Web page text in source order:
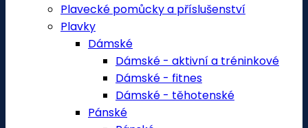
Plavecké pomůcky a příslušenství
Plavky
Dámské
Dámské - aktivní a tréninkové
Dámské - fitnes
Dámské - těhotenské
Pánské